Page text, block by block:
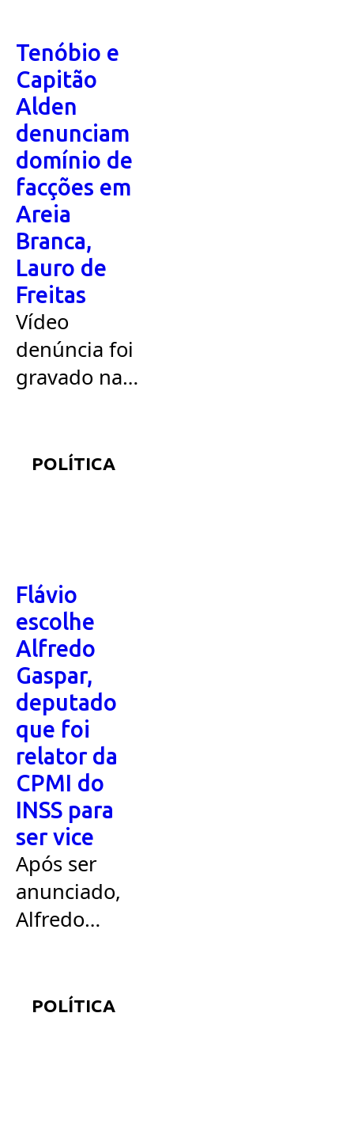
Tenóbio e
Capitão
Alden
denunciam
domínio de
facções em
Areia
Branca,
Lauro de
Freitas
Vídeo
denúncia foi
gravado na
redes sociais
POLÍTICA
Flávio
escolhe
Alfredo
Gaspar,
deputado
que foi
relator da
CPMI do
INSS para
ser vice
Após ser
anunciado,
Alfredo
"soldado" de
POLÍTICA